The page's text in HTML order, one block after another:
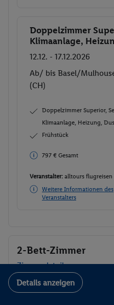
Buchen
Doppelzimmer
Klimaanlage,
12.12. - 17.12.2026
Ab/ bis Basel/
(CH)
Doppelzimmer Superior,
Klimaanlage, Heizung,
Frühstück
797 € Gesamt
Veranstalter: alltours flugreisen
Weitere Informationen des
Veranstalters
2-Bett-Zimmer
Zimmerdetails
Buchen
2-Bett-Zimmer
Details anzeigen